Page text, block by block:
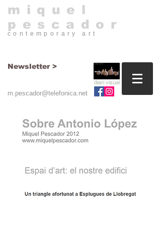
​miquel
pescador
contemporary art​
diari visual
m.pescador@telefonica.net
Newsletter >